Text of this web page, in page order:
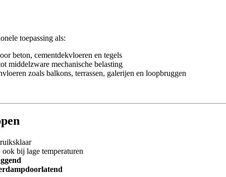
toepassing als:
beton, cementdekvloeren en tegels
middelzware mechanische belasting
zoals balkons, terrassen, galerijen en loopbruggen
bij lage temperaturen